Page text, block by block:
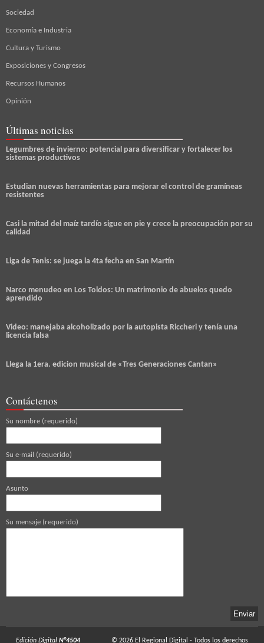
Sociedad
Economía e Industria
Cultura y Turismo
Exposiciones y Congresos
Recursos Humanos
Opinión
Últimas noticias
Legumbres de invierno: potencial para diversificar y fortalecer los
sistemas productivos
Estudian nuevas herramientas para mejorar el control de gramíneas
resistentes
Casi la mitad del maíz tardío sigue en pie y crece la preocupación por su
calidad
Liga de Tenis: se juega la 4ta fecha en San Martín
Narco menudeo en Los Toldos: Un matrimonio de abuelos quedo
aprendido
Video: manejaba alcoholizado por la autopista Riccheri y tenía una
licencia falsa
Llega la 1era. edicion musical de «Tres Generaciones Cantan»
Contáctenos
Su nombre (requerido)
Su e-mail (requerido)
Asunto
Su mensaje (requerido)
Edición Digital N°4504 © 2026 El Regional Digital - Todos los derechos